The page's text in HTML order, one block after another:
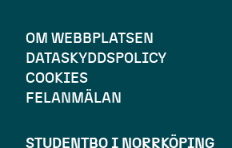
OM WEBBPLATSEN
DATASKYDDSPOLICY
COOKIES
FELANMÄLAN
STUDENTBO I NORRKÖPING